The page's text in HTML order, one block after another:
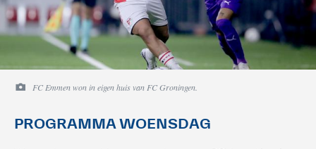
FC Emmen won in eigen huis van FC Groningen.
PROGRAMMA WOENSDAG